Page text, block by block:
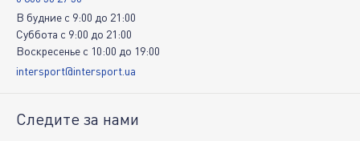
В будние c 9:00 до 21:00
Суббота c 9:00 до 21:00
Воскресенье c 10:00 до 19:00
intersport@intersport.ua
Следите за нами